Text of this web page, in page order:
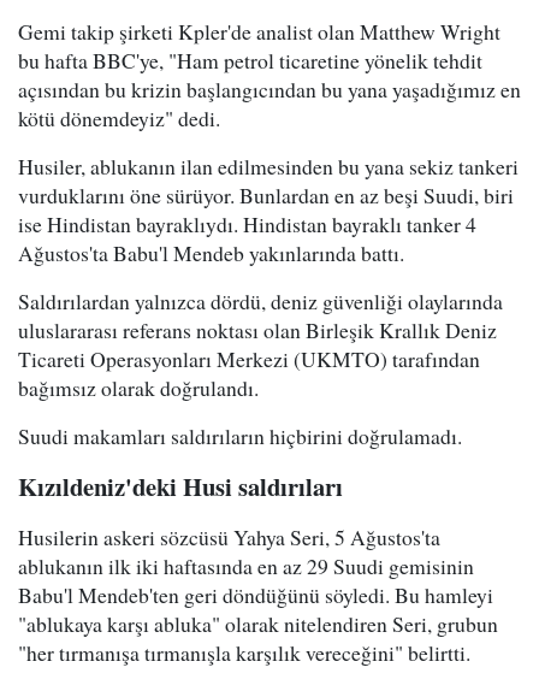
Gemi takip şirketi Kpler'de analist olan Matthew Wright
bu hafta BBC'ye, "Ham petrol ticaretine yönelik tehdit
açısından bu krizin başlangıcından bu yana yaşadığımız en
kötü dönemdeyiz" dedi.
Husiler, ablukanın ilan edilmesinden bu yana sekiz tankeri
vurduklarını öne sürüyor. Bunlardan en az beşi Suudi, biri
ise Hindistan bayraklıydı. Hindistan bayraklı tanker 4
Ağustos'ta Babu'l Mendeb yakınlarında battı.
Saldırılardan yalnızca dördü, deniz güvenliği olaylarında
uluslararası referans noktası olan Birleşik Krallık Deniz
Ticareti Operasyonları Merkezi (UKMTO) tarafından
bağımsız olarak doğrulandı.
Suudi makamları saldırıların hiçbirini doğrulamadı.
Kızıldeniz'deki Husi saldırıları
Husilerin askeri sözcüsü Yahya Seri, 5 Ağustos'ta
ablukanın ilk iki haftasında en az 29 Suudi gemisinin
Babu'l Mendeb'ten geri döndüğünü söyledi. Bu hamleyi
"ablukaya karşı abluka" olarak nitelendiren Seri, grubun
"her tırmanışa tırmanışla karşılık vereceğini" belirtti.